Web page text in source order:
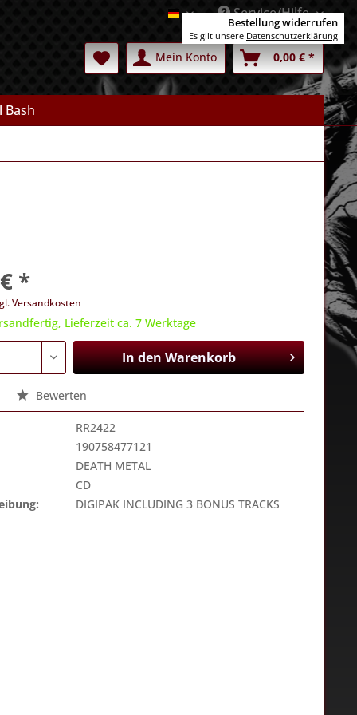
DeutschService/Hilfe
Mein Konto 0,00 € *
Bash
*
Versandkosten
Lieferzeit ca. 7 Werktage
In denWarenkorb
Bewerten
RR2422
190758477121
DEATH METAL
CD
DIGIPAK INCLUDING 3 BONUS TRACKS
Bestellung widerrufen
Es gilt unsere Datenschutzerklärung